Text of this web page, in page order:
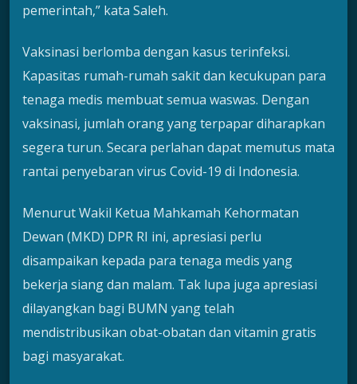
pemerintah,” kata Saleh.
Vaksinasi berlomba dengan kasus terinfeksi.
Kapasitas rumah-rumah sakit dan kecukupan para
tenaga medis membuat semua waswas. Dengan
vaksinasi, jumlah orang yang terpapar diharapkan
segera turun. Secara perlahan dapat memutus mata
rantai penyebaran virus Covid-19 di Indonesia.
Menurut Wakil Ketua Mahkamah Kehormatan
Dewan (MKD) DPR RI ini, apresiasi perlu
disampaikan kepada para tenaga medis yang
bekerja siang dan malam. Tak lupa juga apresiasi
dilayangkan bagi BUMN yang telah
mendistribusikan obat-obatan dan vitamin gratis
bagi masyarakat.